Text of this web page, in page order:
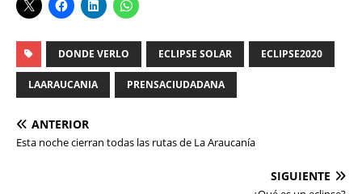
DONDE VERLO ECLIPSE SOLAR ECLIPSE2020
LAARAUCANIA PRENSACIUDADANA
ANTERIOR
Esta noche cierran todas las rutas de La Araucanía
SIGUIENTE